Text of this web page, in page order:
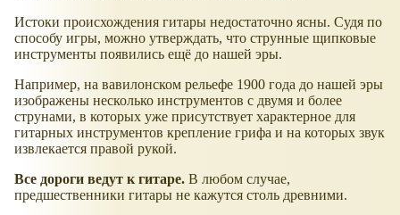
Истоки происхождения гитары недостаточно ясны. Судя по
способу игры, можно утверждать, что струнные щипковые
инструменты появились ещё до нашей эры.
Например, на вавилонском рельефе 1900 года до нашей эры
изображены несколько инструментов с двумя и более
струнами, в которых уже присутствует характерное для
гитарных инструментов крепление грифа и на которых звук
извлекается правой рукой.
Все дороги ведут к гитаре. В любом случае,
предшественники гитары не кажутся столь древними.